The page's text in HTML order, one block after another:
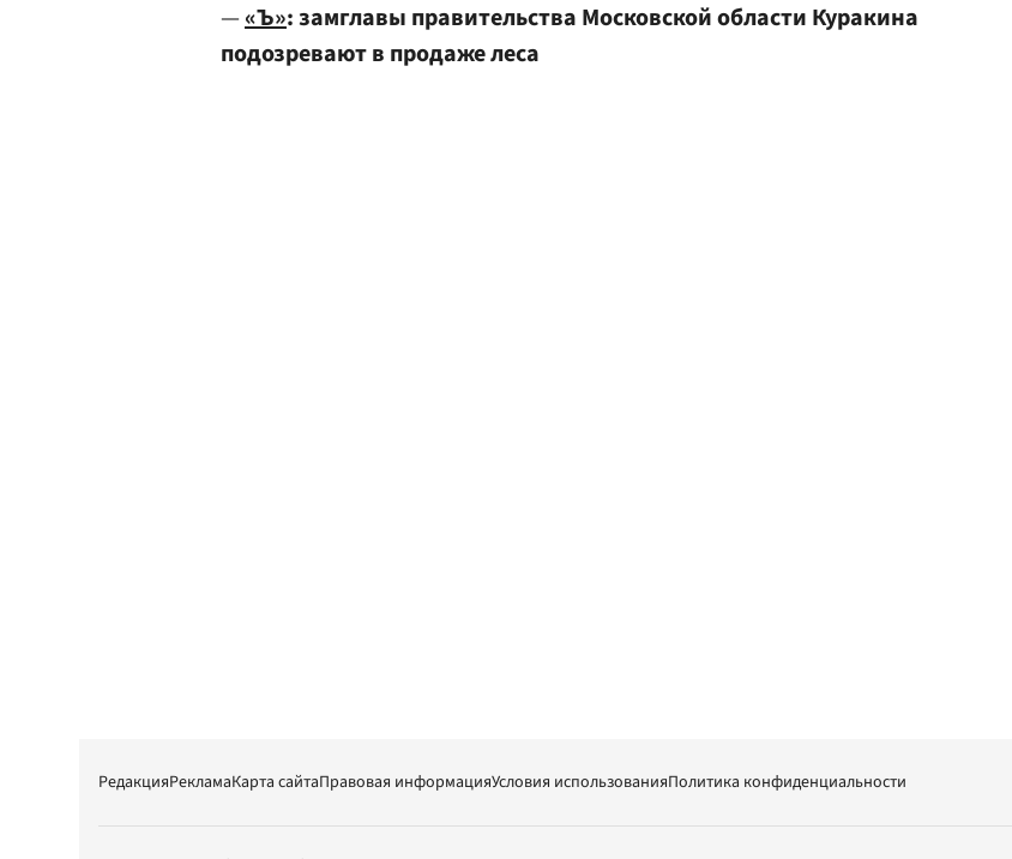
—«Ъ»: замглавы правительства Московской области Куракина
подозревают в продаже леса
РедакцияРекламаКарта сайтаПравовая информацияУсловия использованияПолитика конфиденциальности